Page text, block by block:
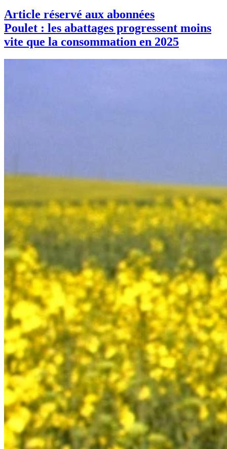
Article réservé aux abonnées
Poulet : les abattages progressent moins
vite que la consommation en 2025